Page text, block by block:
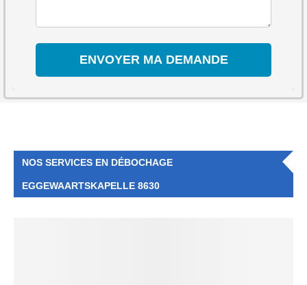
NOS SERVICES EN DÉBOCHAGE
EGGEWAARTSKAPELLE 8630